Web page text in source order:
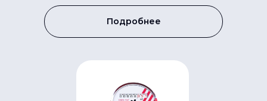
Подробнее